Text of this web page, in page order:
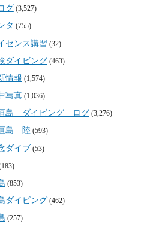
グ (3,527)
タ (755)
センス講習 (32)
ダイビング(463)
情報 (1,574)
写真(1,036)
島 ダイビング ログ (3,276)
島 陸(593)
ダイブ (53)
(853)
ダイビング (462)
(257)